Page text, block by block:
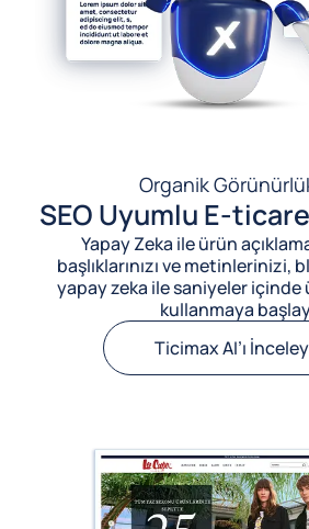
Organik
SEO Uyumlu E-
Yapay Zeka ile ürün
başlıklarınızı ve metinlerinizi,
yapay zeka ile saniyeler içinde
kullanmaya
Ticimax AI’ı